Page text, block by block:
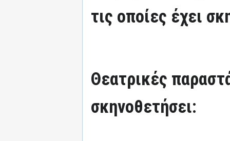
τις οποίες έχει
Θεατρικές
σκηνοθετήσει: